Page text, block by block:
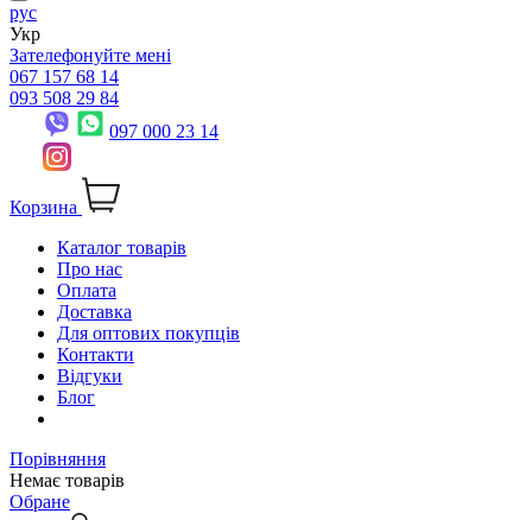
рус
Укр
Зателефонуйте мені
067 157 68 14
093 508 29 84
097 000 23 14
Корзина
Каталог товарів
Про нас
Оплата
Доставка
Для оптових покупців
Контакти
Відгуки
Блог
Порівняння
Немає товарів
Обране